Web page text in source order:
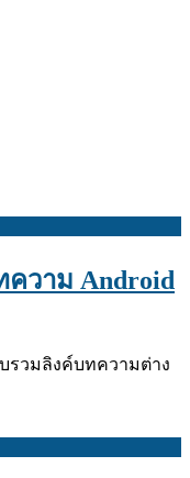
ความ Android
รวมลิงค์บทความต่าง